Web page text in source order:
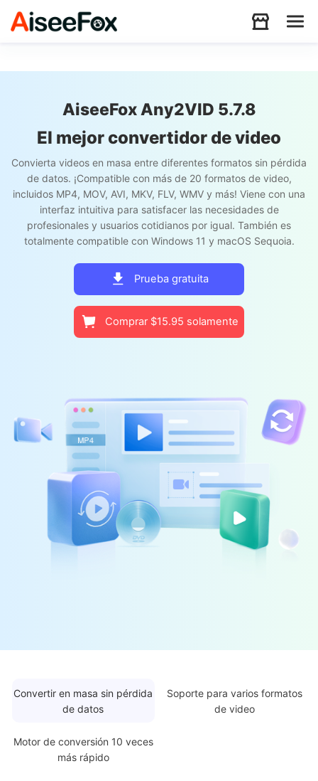
Productos
Recursos
Soporte
AiseeFox Any2VID 5.7.8
El mejor convertidor de video
Convierta videos en masa entre diferentes formatos sin pérdida
de datos. ¡Compatible con más de 20 formatos de video,
incluidos MP4, MOV, AVI, MKV, FLV, WMV y más! Viene con una
interfaz intuitiva para satisfacer las necesidades de
profesionales y usuarios cotidianos por igual. También es
totalmente compatible con Windows 11 y macOS Sequoia.
Prueba gratuita
Comprar $15.95 solamente
Convertir en masa sin pérdida
de datos
Soporte para varios formatos
de video
Motor de conversión 10 veces
más rápido